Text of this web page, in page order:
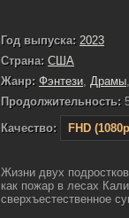
Год выпуска: 2023
Страна: США
Жанр: Фэнтези Драмы
Продолжительность:
Качество:
FHD
Жизни двух
как пожар в лесах
сверхъестественное